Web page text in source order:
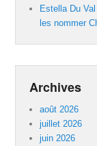
Estella Du
les nommer
Archives
août 2026
juillet 2026
juin 2026